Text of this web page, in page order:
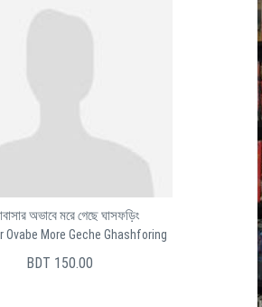
অভাবে মরে গেছে ঘাসফড়িং
Ovabe More Geche Ghashforing
BDT 150.00